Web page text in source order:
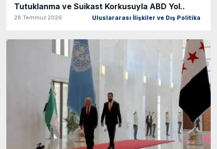
Tutuklanma ve Suikast Korkusuyla ABD Yol..
28 Temmuz 2026 Uluslararası İlişkiler ve Dış Politika